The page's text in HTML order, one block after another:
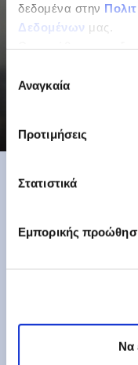
δεδομένα στην
Δεδομένων μας.
συγκατάθεσης
Αναγκαία
Προτιμήσεις
Στατιστικά
Εμπορικής
Να
γνώση